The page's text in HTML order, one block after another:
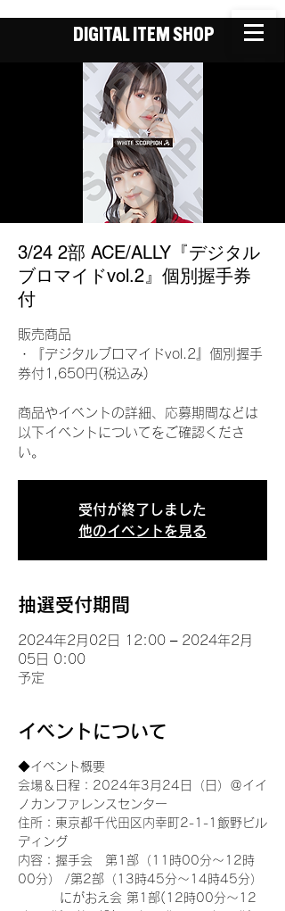
DIGITAL ITEM SHOP
3/24 2部 ACE/ALLY『デジタル
ブロマイドvol.2』個別握手券
付
販売商品
・『デジタルブロマイドvol.2』個別握手
券付1,650円(税込み)
商品やイベントの詳細、応募期間などは
以下イベントについてをご確認くださ
い。
受付が終了しました
他のイベントを見る
抽選受付期間
2024年2月02日 12:00 – 2024年2月
05日 0:00
予定
イベントについて
◆イベント概要
会場＆日程：2024年3月24日（日）＠イイ
ノカンファレンスセンター
住所：東京都千代田区内幸町2-1-1飯野ビル
ディング
内容：握手会　第1部（11時00分～12時
00分） /第2部（13時45分～14時45分）
にがおえ会 第1部(12時00分～12